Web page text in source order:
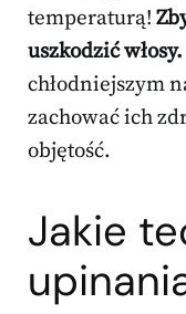
temperaturą!
uszkodzić włosy.
chłodniejszym
zachować ich
objętość.
Jakie